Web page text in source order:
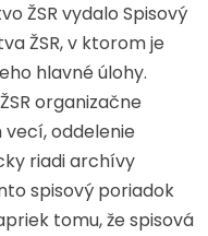
ŽSR vydalo Spisový
ŽSR, v ktorom je
hlavné úlohy.
organizačne
oddelenie
riadi archívy
spisový poriadok
tomu, že spisová